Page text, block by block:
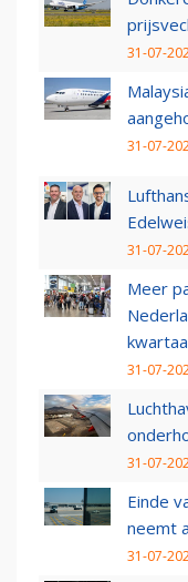
31-07-
31-07-
31-07-
Meer
31-07-
31-07-
Einde
neemt
31-07-